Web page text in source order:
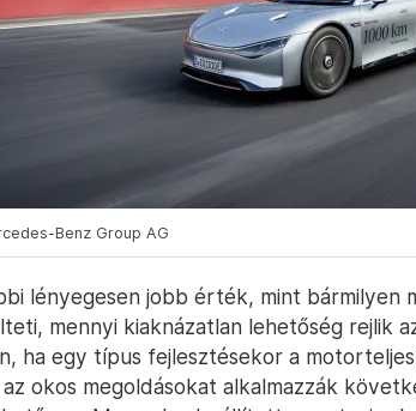
Benz Group AG
lényegesen jobb érték, mint bármilyen
mennyi kiaknázatlan lehetőség rejlik
ha egy típus fejlesztésekor a
okos megoldásokat alkalmazzák